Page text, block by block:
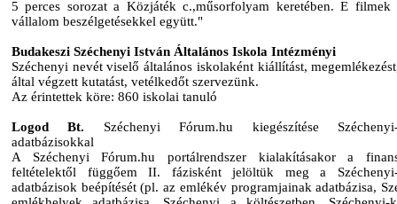
5 perces sorozat a Közjáték c.,műsorfolyam keretében. E filmek
vállalom beszélgetésekkel együtt."
Budakeszi Széchenyi István Általános Iskola Intézményi
Széchenyi nevét viselő általános iskolaként kiállítást,
által végzett kutatást, vetélkedőt szervezünk.
Az érintettek köre: 860 iskolai tanuló
Logod Bt. Széchenyi Fórum.hu kiegészítése Széchenyi-
adatbázisokkal
A Széchenyi Fórum.hu portálrendszer kialakításakor a
feltételektől függőem II. fázisként jelöltük meg a Széchenyi-
adatbázisok beépítését (pl. az emlékév programjainak adatbázisa,